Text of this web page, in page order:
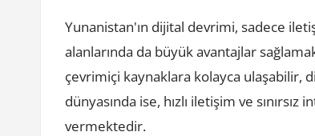
Yunanistan'ın dijital devrimi, sadece
alanlarında da büyük avantajlar
çevrimiçi kaynaklara kolayca ulaşabilir,
dünyasında ise, hızlı iletişim ve
vermektedir.